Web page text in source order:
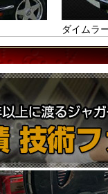
ダイムラ